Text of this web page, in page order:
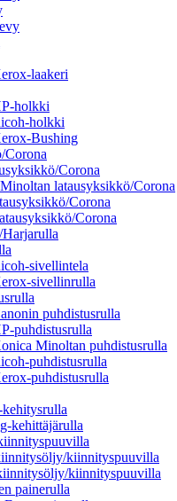
laakeri
holkki
holkki
Bushing
Corona
Corona
latausyksikkö/Corona
Corona
Corona
sivellintela
sivellinrulla
puhdistusrulla
puhdistusrulla
Minoltan puhdistusrulla
puhdistusrulla
puhdistusrulla
kehittäjärulla
kiinnityspuuvilla
kiinnityspuuvilla
painerulla